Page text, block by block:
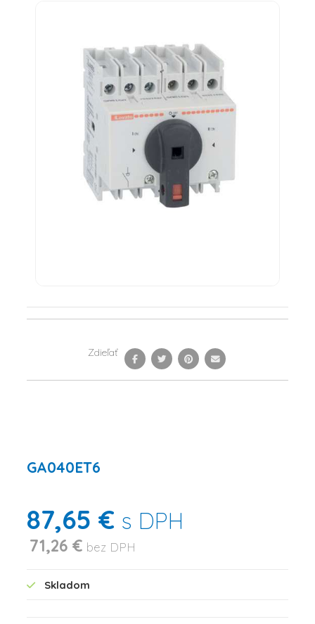
Zdieľať
GA040ET6
87,65 € s DPH
71,26 € bez DPH
Skladom